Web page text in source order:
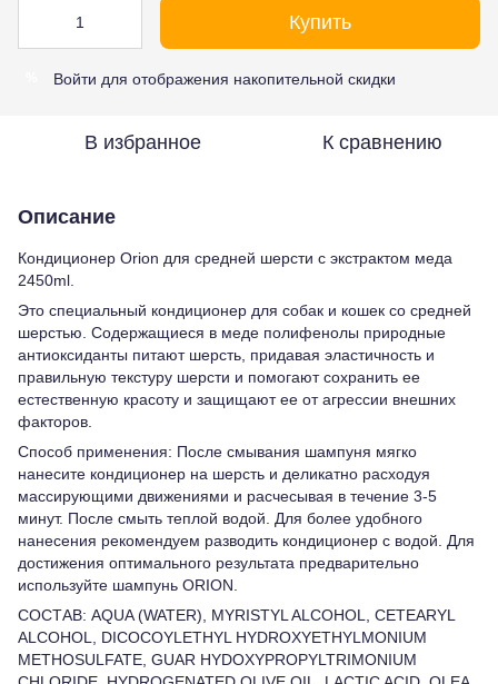
Купить
Войти для отображения накопительной скидки
В избранное К сравнению
Описание
Кондиционер Orion для средней шерсти с экстрактом меда
2450ml.
Это специальный кондиционер для собак и кошек со средней
шерстью. Содержащиеся в меде полифенолы природные
антиоксиданты питают шерсть, придавая эластичность и
правильную текстуру шерсти и помогают сохранить ее
естественную красоту и защищают ее от агрессии внешних
факторов.
Способ применения: После смывания шампуня мягко
нанесите кондиционер на шерсть и деликатно расходуя
массирующими движениями и расчесывая в течение 3-5
минут. После смыть теплой водой. Для более удобного
нанесения рекомендуем разводить кондиционер с водой. Для
достижения оптимального результата предварительно
используйте шампунь ORION.
СОСТАВ: AQUA (WATER), MYRISTYL ALCOHOL, CETEARYL
ALCOHOL, DICOCOYLETHYL HYDROXYETHYLMONIUM
METHOSULFATE, GUAR HYDOXYPROPYLTRIMONIUM